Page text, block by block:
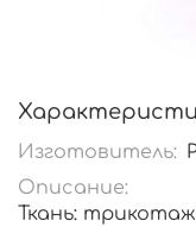
Изготовитель:
Описание:
Ткань: